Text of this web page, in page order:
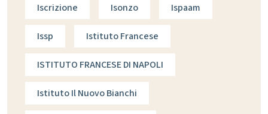
Iscrizione Isonzo Ispaam
Issp Istituto Francese
ISTITUTO FRANCESE DI NAPOLI
Istituto Il Nuovo Bianchi